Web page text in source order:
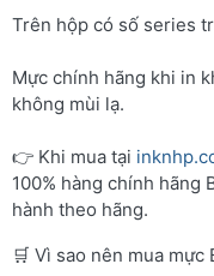
Trên hộp có số series
Mực chính hãng khi in
không mùi lạ.
👉 Khi mua tại
100% hàng chính hãng
hành theo hãng.
🛒 Vì sao nên mua